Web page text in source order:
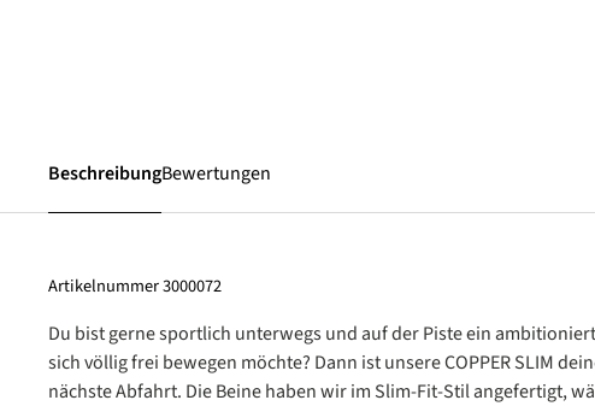
BeschreibungBewertungen
Artikelnummer3000072
Du bist gerne sportlich unterwegs und auf der Piste ein
sich völlig frei bewegen möchte? Dann ist unsere COPPER SLIM
nächste Abfahrt. Die Beine haben wir im Slim-Fit-Stil angefertigt,